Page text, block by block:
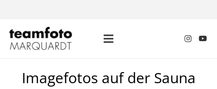
Imagefotos auf der Sauna